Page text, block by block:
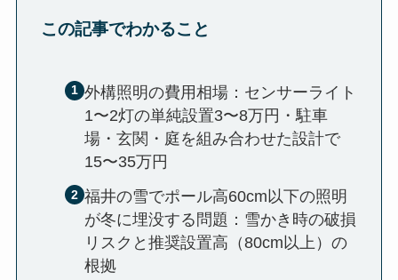
この記事でわかること
外構照明の費用相場：センサーライト
1〜2灯の単純設置3〜8万円・駐車
場・玄関・庭を組み合わせた設計で
15〜35万円
福井の雪でポール高60cm以下の照明
が冬に埋没する問題：雪かき時の破損
リスクと推奨設置高（80cm以上）の
根拠